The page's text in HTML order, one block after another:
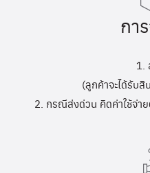
กา
1.
(ลูกค้าจะได้รับ
2. กรณีส่งด่วน คิดค่าใช้จ่าย